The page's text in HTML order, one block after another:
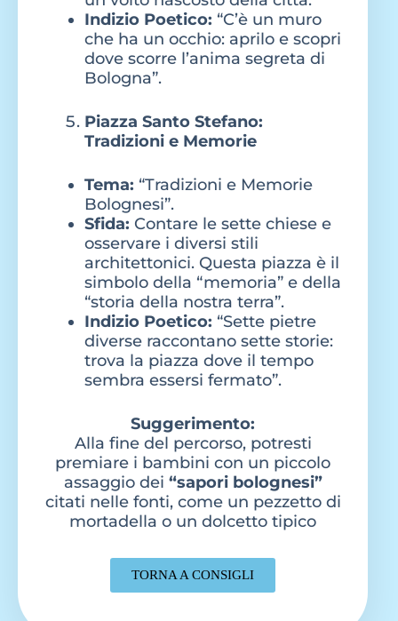
Indizio Poetico: “C’è un muro
che ha un occhio: aprilo e scopri
dove scorre l’anima segreta di
Bologna”.
Piazza Santo Stefano:
Tradizioni e Memorie
Tema: “Tradizioni e Memorie
Bolognesi”.
Sfida: Contare le sette chiese e
osservare i diversi stili
architettonici. Questa piazza è il
simbolo della “memoria” e della
“storia della nostra terra”.
Indizio Poetico: “Sette pietre
diverse raccontano sette storie:
trova la piazza dove il tempo
sembra essersi fermato”.
Suggerimento:
Alla fine del percorso, potresti
premiare i bambini con un piccolo
assaggio dei “sapori bolognesi”
citati nelle fonti, come un pezzetto di
mortadella o un dolcetto tipico
TORNA A CONSIGLI